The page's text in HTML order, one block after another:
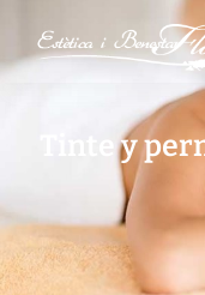
Tinte y